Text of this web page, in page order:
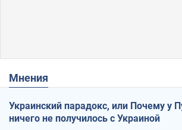
Мнения
Украинский парадокс, или Почему у
ничего не получилось с Украиной